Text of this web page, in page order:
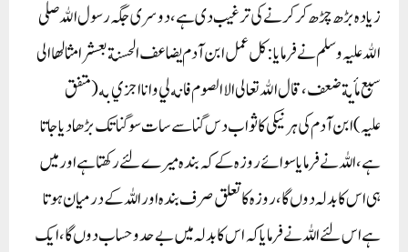
زیادہ بڑھ چڑھ کر کرنے کی ترغیب دی ہے، دوسری جگہ رسول الله صلی
الله علیہ وسلم نے فرمایا: کل عمل ابن آدم يضاعف الحسنة بعشر امثالهاالى
سبع مأيةضعف، قال الله تعالى الا الصوم فانه لي وانا اجزي به (متفق
علیہ)ابن آدم کی ہر نیکی کا ثواب دس گنا سے سات سوگنا تک بڑھادیا جاتا
ہے، اللہ نے فرمایا سوائے روزہ کے کہ بندہ میرے لئے رکھتا ہے اور میں
ہی اس کا بدلہ دوں گا، روزہ کاتعلق صرف بندہ اور اللہ کے درمیان ہوتا
ہے اس لئے اللہ نے فرمایا کہ اس کابدلہ میں بے حد وحساب دوں گا، ایک